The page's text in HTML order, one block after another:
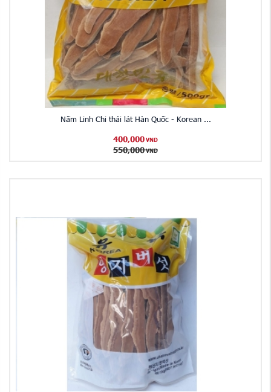
Nấm Linh Chi thái lát Hàn Quốc - Korean ...
400,000 VND
550,000 VND